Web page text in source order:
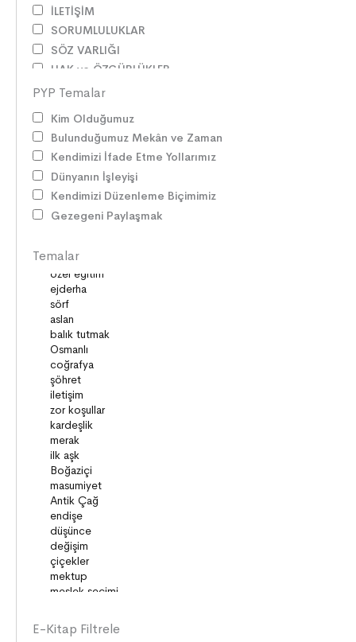
İLETİŞİM
SORUMLULUKLAR
SÖZ VARLIĞI
HAK ve ÖZGÜRLÜKLER
ATATÜRK
DOĞA ve EVREN
BİLİM ve TEKNOLOJİ
DİLİMİZİN ZENGİNLİĞİ
SAĞLIK
MİLLİ MÜCADELE
OKUMA KÜLTÜRÜ
GELENEKLER
ERDEMLER
DESTANLAR
SANAT
DEĞERLERİMİZ
ÇOCUK DÜNYASI
TARİH
VATANDAŞLIK
MİLLİ KÜLTÜR
DUYGULAR
HAYAL GÜCÜ
MİLLİ KÜLTÜRÜMÜZ
DAVRANIŞLAR
PYP Temalar
Kim Olduğumuz
Bulunduğumuz Mekân ve Zaman
Kendimizi İfade Etme Yollarımız
Dünyanın İşleyişi
Kendimizi Düzenleme Biçimimiz
Gezegeni Paylaşmak
Temalar
E-Kitap Filtrele